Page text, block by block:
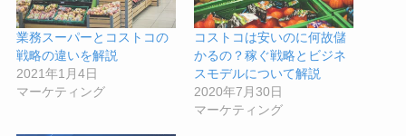
業務スーパーとコストコの
戦略の違いを解説
2021年1月4日
マーケティング
コストコは安いのに何故儲
かるの？稼ぐ戦略とビジネ
スモデルについて解説
2020年7月30日
マーケティング